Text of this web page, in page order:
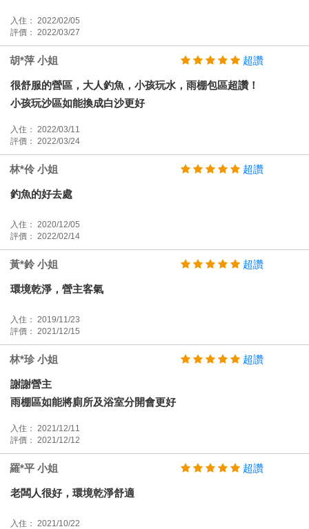
入住： 2022/02/05
評價： 2022/03/27
胡*萍 小姐 超讚
很舒服的營區，大人釣魚，小孩玩水，雨棚包區超讚！
小孩玩沙區如能換成白沙更好
入住： 2022/03/11
評價： 2022/03/24
林*伶 小姐 超讚
釣魚的好去處
入住： 2020/12/05
評價： 2022/02/14
黃*鈴 小姐 超讚
環境乾淨，營主客氣
入住： 2019/11/23
評價： 2021/12/15
林*珍 小姐 超讚
謝謝營主
雨棚區如能將廁所及浴室分開會更好
入住： 2021/12/11
評價： 2021/12/12
羅*平 小姐 超讚
老闆人很好，環境乾淨舒適
入住： 2021/10/22